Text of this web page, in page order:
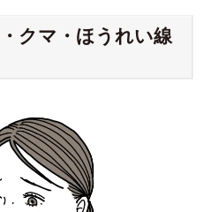
クマ・ほうれい線